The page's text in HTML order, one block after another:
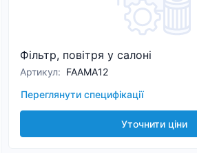
Фільтр, повітря у салоні
Артикул: FAAMA12
Переглянути специфікації
Уточнити ціни